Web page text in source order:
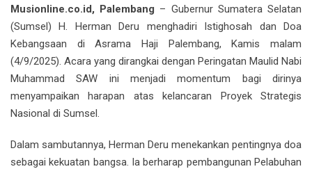
Musionline.co.id, Palembang – Gubernur Sumatera Selatan
(Sumsel) H. Herman Deru menghadiri Istighosah dan Doa
Kebangsaan di Asrama Haji Palembang, Kamis malam
(4/9/2025). Acara yang dirangkai dengan Peringatan Maulid Nabi
Muhammad SAW ini menjadi momentum bagi dirinya
menyampaikan harapan atas kelancaran Proyek Strategis
Nasional di Sumsel.
Dalam sambutannya, Herman Deru menekankan pentingnya doa
sebagai kekuatan bangsa. Ia berharap pembangunan Pelabuhan